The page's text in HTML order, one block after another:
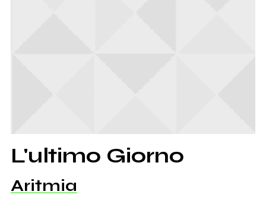
L'ultimo Giorno
Aritmia